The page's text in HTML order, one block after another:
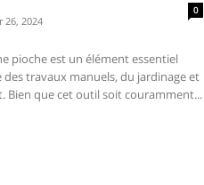
26, 2024
0
pioche est un élément essentiel
des travaux manuels, du jardinage et
Bien que cet outil soit couramment...